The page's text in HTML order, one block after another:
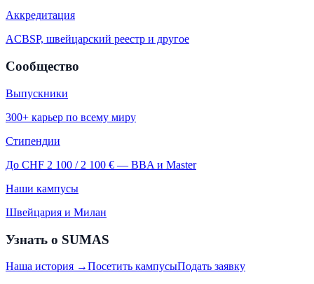
Аккредитация
ACBSP, швейцарский реестр и другое
Сообщество
Выпускники
300+ карьер по всему миру
Стипендии
До CHF 2 100 / 2 100 € — BBA и Master
Наши кампусы
Швейцария и Милан
Узнать о SUMAS
Наша история →Посетить кампусыПодать заявку